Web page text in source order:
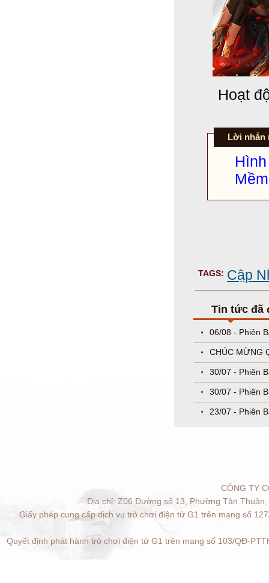
Hoạt
Lời nhắn
TAGS: Cập
Tin tức đã
06/08 - Phiên
CHÚC MỪNG
30/07 - Phiên
30/07 - Phiên
23/07 - Phiên
CÔNG TY
Địa chỉ: Z06 Đường số 13, Phường Tân
Giấy phép cung cấp dịch vụ trò chơi điện tử G1 trên mạng số
Quyết định phát hành trò chơi điện tử G1 trên mạng số 103/QĐ-